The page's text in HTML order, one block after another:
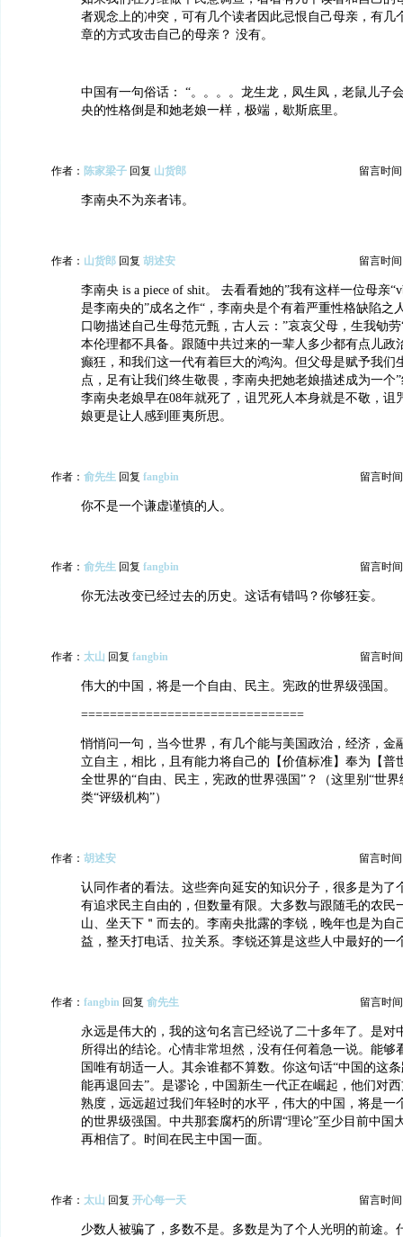
者观念上的冲突，可有几个读者因此忌恨自己母亲，有几
章的方式攻击自己的母亲？ 没有。
中国有一句俗话： “。。。。龙生龙，凤生凤，老鼠儿子
央的性格倒是和她老娘一样，极端，歇斯底里。
作者： 陈家梁子 回复 山货郎 留言时间
李南央不为亲者讳。
作者： 山货郎 回复 胡述安 留言时间
李南央 is a piece of shit。 去看看她的”我有这样一位母亲
是李南央的”成名之作“，李南央是个有着严重性格缺陷之
口吻描述自己生母范元甄，古人云：”哀哀父母，生我劬
本伦理都不具备。跟随中共过来的一辈人多少都有点儿政
癫狂，和我们这一代有着巨大的鸿沟。但父母是赋予我们
点，足有让我们终生敬畏，李南央把她老娘描述成为一个
李南央老娘早在08年就死了，诅咒死人本身就是不敬，诅
娘更是让人感到匪夷所思。
作者： 俞先生 回复 fangbin 留言时
你不是一个谦虚谨慎的人。
作者： 俞先生 回复 fangbin 留言时
你无法改变已经过去的历史。这话有错吗？你够狂妄。
作者： 太山 回复 fangbin 留言时
伟大的中国，将是一个自由、民主。宪政的世界级强国。
===============================
悄悄问一句，当今世界，有几个能与美国政治，经济，金
立自主，相比，且有能力将自己的【价值标准】奉为【普
全世界的“自由、民主，宪政的世界强国”？（这里别“世
类“评级机构”）
作者： 胡述安 留言时间
认同作者的看法。这些奔向延安的知识分子，很多是为了
有追求民主自由的，但数量有限。大多数与跟随毛的农民
山、坐天下＂而去的。李南央批露的李锐，晚年也是为自
益，整天打电话、拉关系。李锐还算是这些人中最好的一
作者： fangbin 回复 俞先生 留言时
永远是伟大的，我的这句名言已经说了二十多年了。是对
所得出的结论。心情非常坦然，没有任何着急一说。能够
国唯有胡适一人。其余谁都不算数。你这句话“中国的这
能再退回去”。是谬论，中国新生一代正在崛起，他们对
熟度，远远超过我们年轻时的水平，伟大的中国，将是一
的世界级强国。中共那套腐朽的所谓“理论”至少目前中国
再相信了。时间在民主中国一面。
作者： 太山 回复 开心每一天 留言时间
少数人被骗了，多数不是。多数是为了个人光明的前途。